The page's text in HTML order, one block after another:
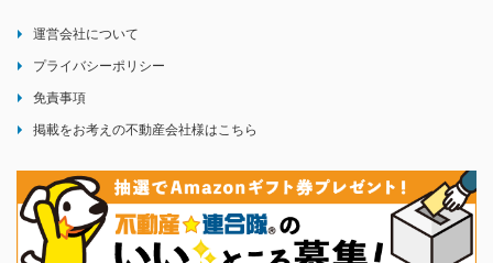
運営会社について
プライバシーポリシー
免責事項
掲載をお考えの不動産会社様はこちら